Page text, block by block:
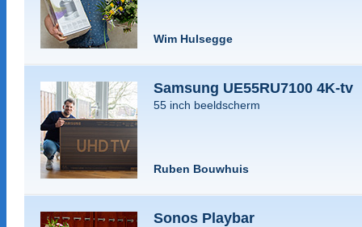
Wim Hulsegge
Samsung UE55RU7100 4K-tv
55 inch beeldscherm
Ruben Bouwhuis
Sonos Playbar